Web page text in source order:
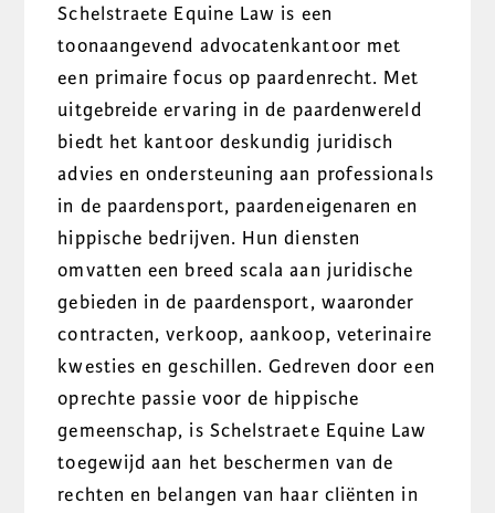
Schelstraete Equine Law is een
toonaangevend advocatenkantoor met
een primaire focus op paardenrecht. Met
uitgebreide ervaring in de paardenwereld
biedt het kantoor deskundig juridisch
advies en ondersteuning aan professionals
in de paardensport, paardeneigenaren en
hippische bedrijven. Hun diensten
omvatten een breed scala aan juridische
gebieden in de paardensport, waaronder
contracten, verkoop, aankoop, veterinaire
kwesties en geschillen. Gedreven door een
oprechte passie voor de hippische
gemeenschap, is Schelstraete Equine Law
toegewijd aan het beschermen van de
rechten en belangen van haar cliënten in